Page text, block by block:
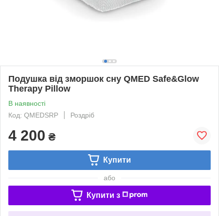
Подушка від зморшок сну QMED Safe&Glow
Therapy Pillow
В наявності
Код: QMEDSRP
Роздріб
4 200 ₴
Купити
або
Купити з